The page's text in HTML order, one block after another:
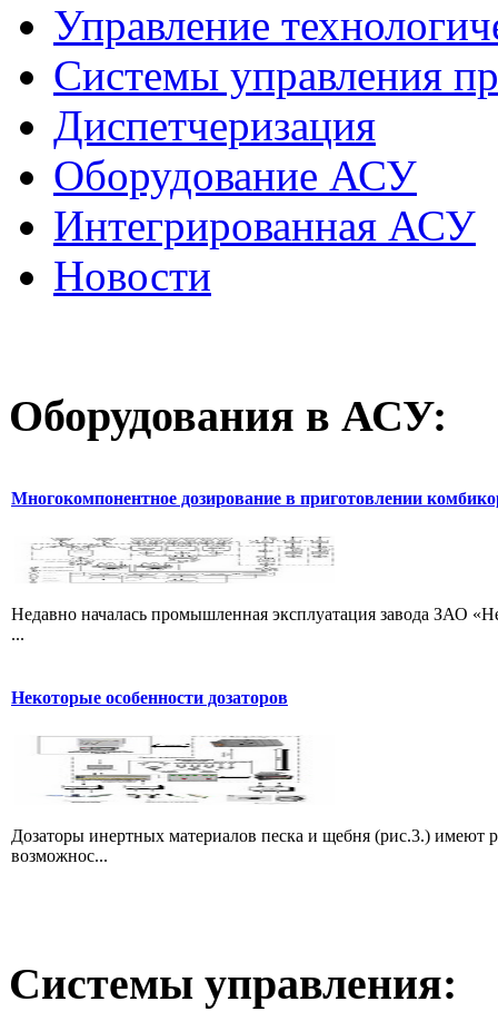
Управление
Системы управления
Диспетчеризация
Оборудование АСУ
Интегрированная АСУ
Новости
Оборудования в АСУ:
Многокомпонентное дозирование в приготовлении
Недавно началась промышленная эксплуатация завода ЗАО
...
Некоторые особенности дозаторов
Дозаторы инертных материалов песка и щебня (рис.3.) имеют
возможнос...
Системы управления: